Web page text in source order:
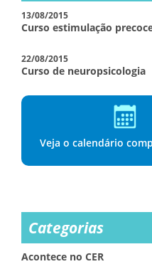
13/08/2015
Curso estimulação
22/08/2015
Curso de neuropsicologia
Veja o calendário
Categorias
Acontece no CER